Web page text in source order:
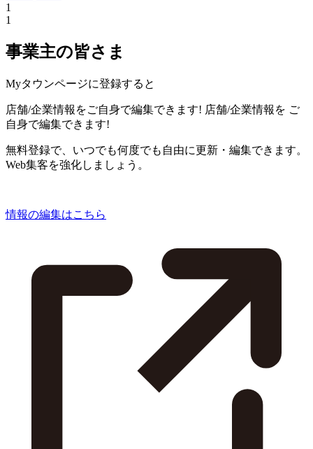
1
1
事業主の皆さま
Myタウンページに登録すると
店舗/企業情報をご自身で編集できます! 店舗/企業情報を ご
自身で編集できます!
無料登録で、いつでも何度でも自由に更新・編集できます。
Web集客を強化しましょう。
情報の編集はこちら